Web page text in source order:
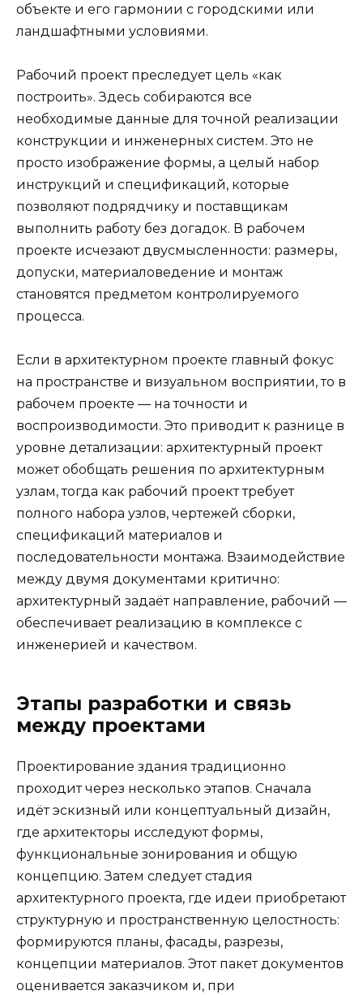
объекте и его гармонии с городскими или
ландшафтными условиями.
Рабочий проект преследует цель «как
построить». Здесь собираются все
необходимые данные для точной реализации
конструкции и инженерных систем. Это не
просто изображение формы, а целый набор
инструкций и спецификаций, которые
позволяют подрядчику и поставщикам
выполнить работу без догадок. В рабочем
проекте исчезают двусмысленности: размеры,
допуски, материаловедение и монтаж
становятся предметом контролируемого
процесса.
Если в архитектурном проекте главный фокус
на пространстве и визуальном восприятии, то в
рабочем проекте — на точности и
воспроизводимости. Это приводит к разнице в
уровне детализации: архитектурный проект
может обобщать решения по архитектурным
узлам, тогда как рабочий проект требует
полного набора узлов, чертежей сборки,
спецификаций материалов и
последовательности монтажа. Взаимодействие
между двумя документами критично:
архитектурный задаёт направление, рабочий —
обеспечивает реализацию в комплексе с
инженерией и качеством.
Этапы разработки и связь
между проектами
Проектирование здания традиционно
проходит через несколько этапов. Сначала
идёт эскизный или концептуальный дизайн,
где архитекторы исследуют формы,
функциональные зонирования и общую
концепцию. Затем следует стадия
архитектурного проекта, где идеи приобретают
структурную и пространственную целостность:
формируются планы, фасады, разрезы,
концепции материалов. Этот пакет документов
оценивается заказчиком и, при